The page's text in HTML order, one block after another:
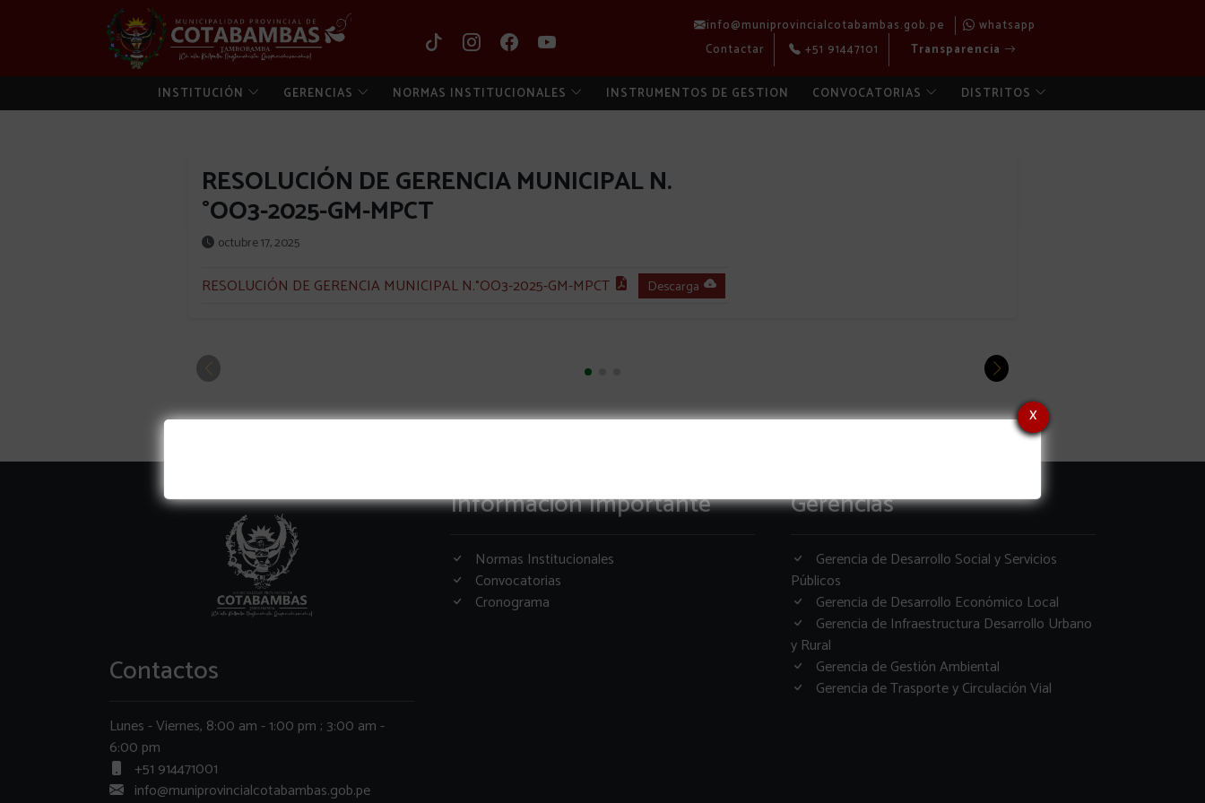
info@muniprovincialcotabambas.gob.pe
whatsapp
Contactar
+51 91447101 Transparencia
INSTITUCIÓN GERENCIAS NORMAS INSTITUCIONALES INSTRUMENTOS DE GESTION CONVOCATORIAS DISTRITOS
RESOLUCIÓN DE GERENCIA MUNICIPAL N.
°OO3-2025-GM-MPCT
octubre 17, 2025
RESOLUCIÓN DE GERENCIA MUNICIPAL N.°OO3-2025-GM-MPCT Descarga
x
Contactos
Lunes - Viernes, 8:00 am - 1:00 pm ; 3:00 am -
6:00 pm
+51 914471001
info@muniprovincialcotabambas.gob.pe
Informacion Importante
Normas Institucionales
Convocatorias
Cronograma
Gerencias
Gerencia de Desarrollo Social y Servicios
Públicos
Gerencia de Desarrollo Económico Local
Gerencia de Infraestructura Desarrollo Urbano
y Rural
Gerencia de Gestión Ambiental
Gerencia de Trasporte y Circulación Vial